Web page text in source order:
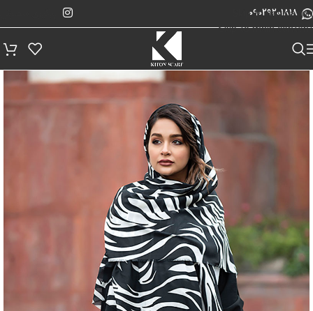
Skip to navigation
Skip to main content
09029201818